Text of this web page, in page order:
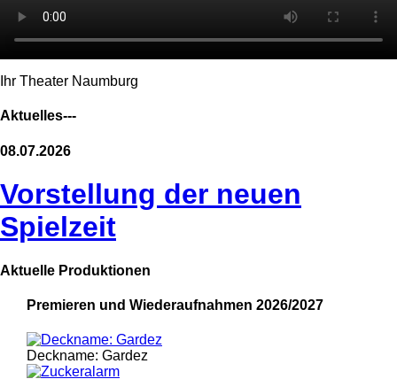
Ihr Theater Naumburg
Aktuelles---
08.07.2026
Vorstellung der neuen
Spielzeit
Aktuelle Produktionen
Premieren und Wiederaufnahmen 2026/2027
Deckname: Gardez